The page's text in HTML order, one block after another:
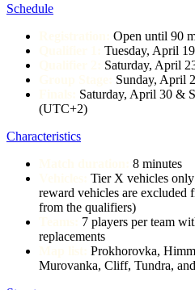
Schedule
Open until 90
Tuesday, April 19
Saturday, April
Sunday, April
Saturday, April 30 &
(UTC+2)
Characteristics
8 minutes
Tier X vehicles only
reward vehicles are
from the qualifiers)
7 players per team
replacements
Prokhorovka,
Murovanka, Cliff, Tundra,